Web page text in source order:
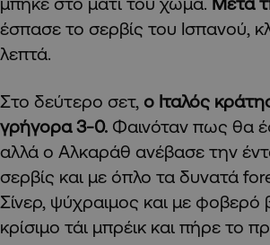
έσπασε το σερβίς του Ισπανού,
λεπτά.
Στο δεύτερο σετ, ο Ιταλός
γρήγορα 3-0. Φαινόταν πως θα
αλλά ο Αλκαράθ ανέβασε την
σερβίς και με όπλο τα δυνατά
Σίνερ, ψύχραιμος και με
κρίσιμο τάι μπρέικ και πήρε το